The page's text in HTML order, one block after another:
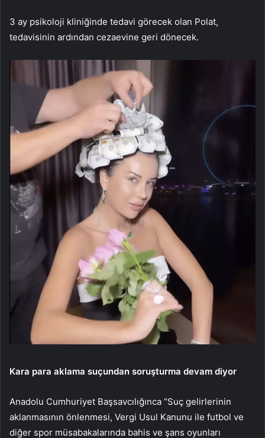
3 ay psikoloji kliniğinde tedavi görecek olan Polat,
tedavisinin ardından cezaevine geri dönecek.
Kara para aklama suçundan soruşturma devam diyor
Anadolu Cumhuriyet Başsavcılığınca “Suç gelirlerinin
aklanmasının önlenmesi, Vergi Usul Kanunu ile futbol ve
diğer spor müsabakalarında bahis ve şans oyunları